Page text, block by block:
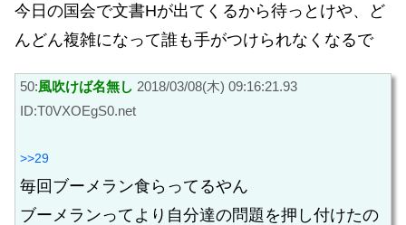
今日の国会で文書Hが出てくるから待っとけや、ど
んどん複雑になって誰も手がつけられなくなるで
50:風吹けば名無し 2018/03/08(木) 09:16:21.93
ID:T0VXOEgS0.net
>>29
毎回ブーメラン食らってるやん
ブーメランってより自分達の問題を押し付けたの